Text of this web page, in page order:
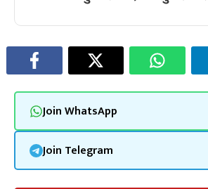
Join WhatsApp
Join Telegram